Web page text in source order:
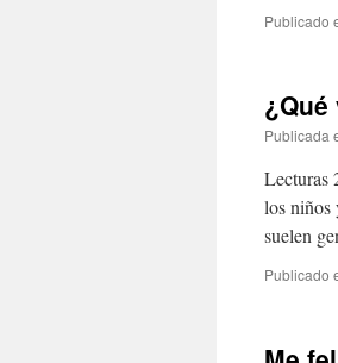
Publicado
Publicada
Lecturas
los niños
suelen
Publicado